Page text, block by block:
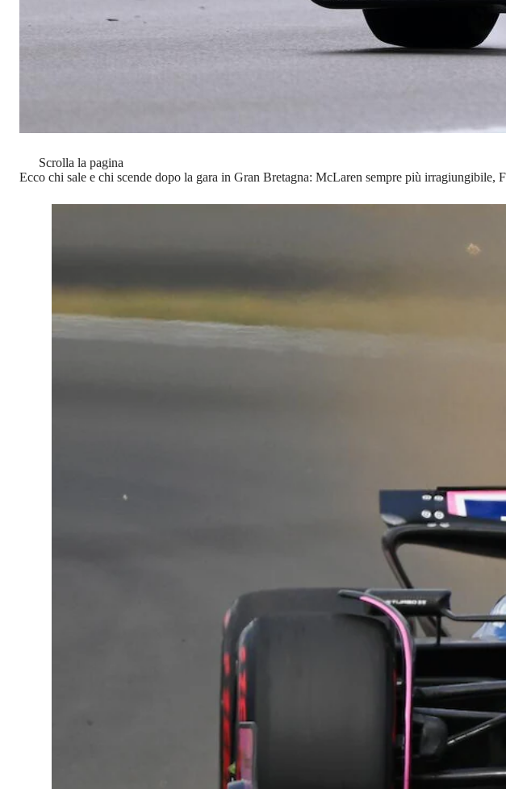
Scrolla la pagina
Ecco chi sale e chi scende dopo la gara in Gran Bretagna: McLaren sempre più irragiungibile,